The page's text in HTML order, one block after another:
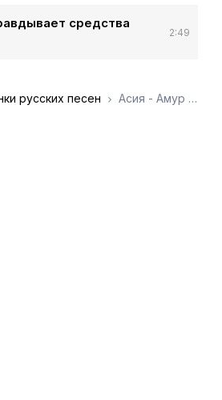
средства
2:49
русских песен Асия - Амур навёл на тебя прицел